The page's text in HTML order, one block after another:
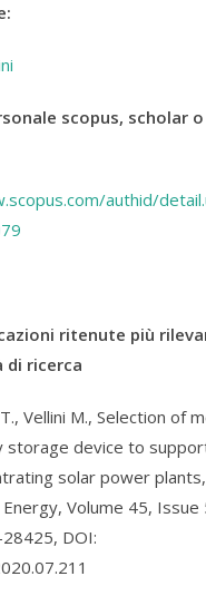
scopus, scholar
authid/
ritenute più
di ricerca
Vellini M., Selection of
storage device to
solar power
Volume 45,
DOI: